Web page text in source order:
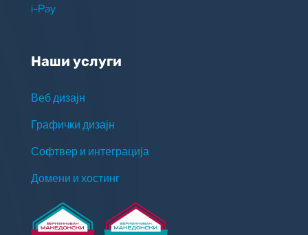
i-Pay
Наши услуги
Веб дизајн
Графички дизајн
Софтвер и интеграција
Домени и хостинг